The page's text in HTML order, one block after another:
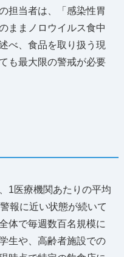
担当者は、「感染性胃
ままノロウイルス食中
べ、食品を取り扱う現
も最大限の警戒が必要
1医療機関あたりの平均
報に近い状態が続いて
体で毎週数百名規模に
生や、高齢者施設での